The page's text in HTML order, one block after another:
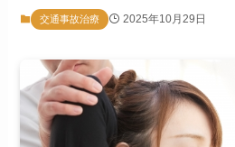
交通事故治療 2025年10月29日